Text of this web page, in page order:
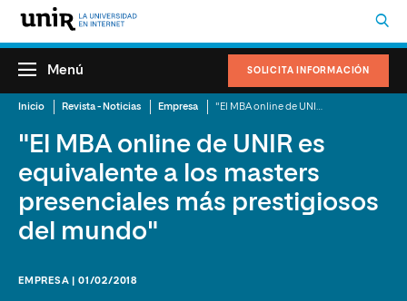
SOLICITA INFORMACIÓN
Menú
Inicio Revista - Noticias Empresa
"El MBA online de UNIR es
equivalente a los masters
presenciales más prestigiosos
del mundo"
EMPRESA | 01/02/2018